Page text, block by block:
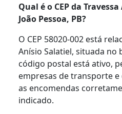
Qual é o CEP da
João Pessoa, PB?
O CEP 58020-002 está
Anísio Salatiel, situada no
código postal está ativo,
empresas de transporte
as encomendas
indicado.